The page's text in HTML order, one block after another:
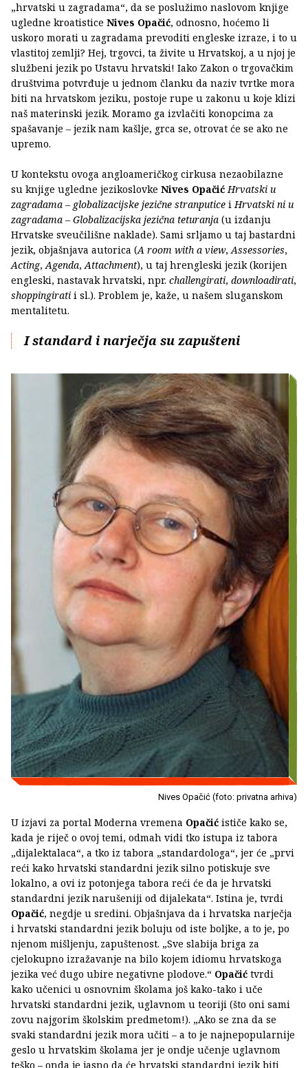
„hrvatski u zagradama“, da se poslužimo naslovom knjige
ugledne kroatistice Nives Opačić, odnosno, hoćemo li
uskoro morati u zagradama prevoditi engleske izraze, i to u
vlastitoj zemlji? Hej, trgovci, ta živite u Hrvatskoj, a u njoj je
službeni jezik po Ustavu hrvatski! Iako Zakon o trgovačkim
društvima potvrđuje u jednom članku da naziv tvrtke mora
biti na hrvatskom jeziku, postoje rupe u zakonu u koje klizi
naš materinski jezik. Moramo ga izvlačiti konopcima za
spašavanje – jezik nam kašlje, grca se, otrovat će se ako ne
upremo.
U kontekstu ovoga angloameričkog cirkusa nezaobilazne
su knjige ugledne jezikoslovke Nives Opačić Hrvatski u
zagradama – globalizacijske jezične stranputice iHrvatski ni u
zagradama – Globalizacijska jezična teturanja (u izdanju
Hrvatske sveučilišne naklade). Sami srljamo u taj bastardni
jezik, objašnjava autorica (A room with a view,Assessories,
Acting,Agenda,Attachment), u taj hrengleski jezik (korijen
engleski, nastavak hrvatski, npr. challengirati, downloadirati,
shoppingirati i sl.). Problem je, kaže, u našem sluganskom
mentalitetu.
I standard i narječja su zapušteni
Nives Opačić (foto: privatna arhiva)
U izjavi za portal Moderna vremena Opačić ističe kako se,
kada je riječ o ovoj temi, odmah vidi tko istupa iz tabora
„dijalektalaca“, a tko iz tabora „standardologa“, jer će „prvi
reći kako hrvatski standardni jezik silno potiskuje sve
lokalno, a ovi iz potonjega tabora reći će da je hrvatski
standardni jezik narušeniji od dijalekata“. Istina je, tvrdi
Opačić, negdje u sredini. Objašnjava da i hrvatska narječja
i hrvatski standardni jezik boluju od iste boljke, a to je, po
njenom mišljenju, zapuštenost. „Sve slabija briga za
cjelokupno izražavanje na bilo kojem idiomu hrvatskoga
jezika već dugo ubire negativne plodove.“ Opačić tvrdi
kako učenici u osnovnim školama još kako-tako i uče
hrvatski standardni jezik, uglavnom u teoriji (što oni sami
zovu najgorim školskim predmetom!). „Ako se zna da se
svaki standardni jezik mora učiti – a to je najnepopularnije
geslo u hrvatskim školama jer je ondje učenje uglavnom
teško – onda je jasno da će hrvatski standardni jezik biti